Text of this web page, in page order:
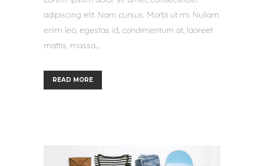
adipiscing elit. Nam cursus. Morbi ut mi. Nullam
enim leo, egestas id, condimentum at, laoreet
mattis, massa....
READ MORE